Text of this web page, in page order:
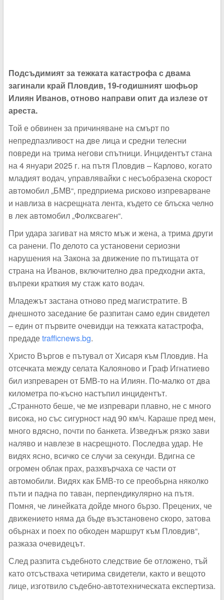
Подсъдимият за тежката катастрофа с двама
загинали край Пловдив, 19-годишният шофьор
Илиян Иванов, отново направи опит да излезе от
ареста.
Той е обвинен за причиняване на смърт по
непредпазливост на две лица и средни телесни
повреди на трима негови спътници. Инцидентът стана
на 4 януари 2025 г. на пътя Пловдив – Карлово, когато
младият водач, управлявайки с несъобразена скорост
автомобил „БМВ“, предприема рисково изпреварване
и навлиза в насрещната лента, където се блъска челно
в лек автомобил „Фолксваген“.
При удара загиват на място мъж и жена, а трима други
са ранени. По делото са установени сериозни
нарушения на Закона за движение по пътищата от
страна на Иванов, включително два предходни акта,
въпреки краткия му стаж като водач.
Младежът застана отново пред магистратите. В
днешното заседание бе разпитан само един свидетел
– един от първите очевидци на тежката катастрофа,
предадеtrafficnews.bg.
Христо Въргов е пътувал от Хисаря към Пловдив. На
отсечката между селата Калояново и Граф Игнатиево
бил изпреварен от БМВ-то на Илиян. По-малко от два
километра по-късно настъпил инцидентът.
„Странното беше, че ме изпревари плавно, не с много
висока, но със сигурност над 90 км/ч. Караше пред мен,
много вдясно, почти по банкета. Изведнъж рязко зави
наляво и навлезе в насрещното. Последва удар. Не
видях ясно, всичко се случи за секунди. Вдигна се
огромен облак прах, разхвърчаха се части от
автомобили. Видях как БМВ-то се преобърна няколко
пъти и падна по таван, перпендикулярно на пътя.
Помня, че линейката дойде много бързо. Прецених, че
движението няма да бъде възстановено скоро, затова
обърнах и поех по обходен маршрут към Пловдив“,
разказа очевидецът.
След разпита съдебното следствие бе отложено, тъй
като отсъстваха четирима свидетели, както и вещото
лице, изготвило съдебно-автотехническата експертиза.